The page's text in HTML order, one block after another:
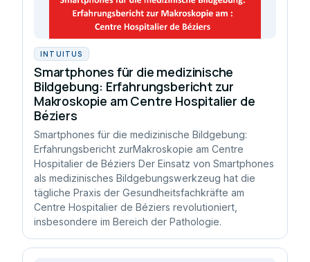
INTUITUS
Smartphones für die medizinische
Bildgebung: Erfahrungsbericht zur
Makroskopie am Centre Hospitalier de
Béziers
Smartphones für die medizinische Bildgebung:
Erfahrungsbericht zurMakroskopie am Centre
Hospitalier de Béziers Der Einsatz von Smartphones
als medizinisches Bildgebungswerkzeug hat die
tägliche Praxis der Gesundheitsfachkräfte am
Centre Hospitalier de Béziers revolutioniert,
insbesondere im Bereich der Pathologie.